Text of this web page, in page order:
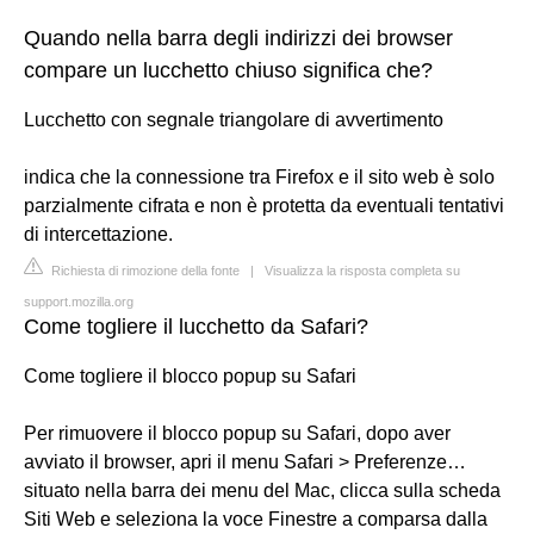
Quando nella barra degli indirizzi dei browser
compare un lucchetto chiuso significa che?
Lucchetto con segnale triangolare di avvertimento
indica che la connessione tra Firefox e il sito web è solo
parzialmente cifrata e non è protetta da eventuali tentativi
di intercettazione.
Richiesta di rimozione della fonte | Visualizza la risposta completa su
support.mozilla.org
Come togliere il lucchetto da Safari?
Come togliere il blocco popup su Safari
Per rimuovere il blocco popup su Safari, dopo aver
avviato il browser, apri il menu Safari > Preferenze…
situato nella barra dei menu del Mac, clicca sulla scheda
Siti Web e seleziona la voce Finestre a comparsa dalla